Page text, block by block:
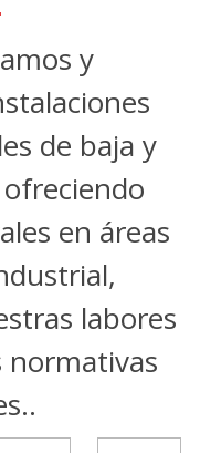
y
de baja y
en áreas
labores
normativas